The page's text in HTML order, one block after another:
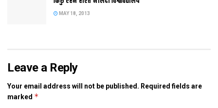
MAY 18, 2013
Leave a Reply
Your email address will not be published. Required fields are
marked *